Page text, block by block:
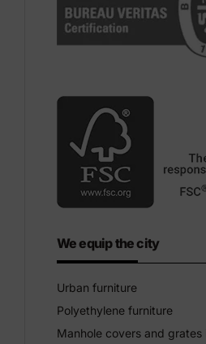
We equip the city
Urban furniture
Polyethylene furniture
Manhole covers and